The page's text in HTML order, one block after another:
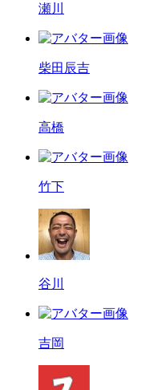
瀬川
柴田辰吉
高橋
竹下
谷川
吉岡